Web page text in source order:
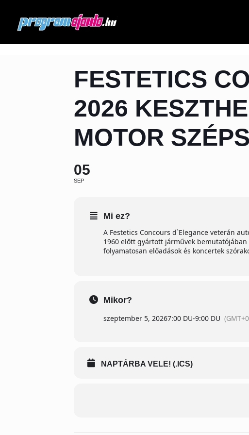
FESTETICS
2026
MOTOR
05
SEP
Mi ez?
A Festetics Concours d`Elegance veterán
1960 előtt gyártott járművek
folyamatosan előadások és koncertek
Mikor?
szeptember 5, 20267:00 DU-9:00 DU
NAPTÁRBA VELE! (.ICS)